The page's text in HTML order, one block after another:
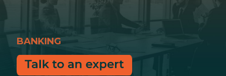
BANKING